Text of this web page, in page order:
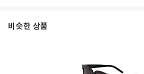
비슷한 상품